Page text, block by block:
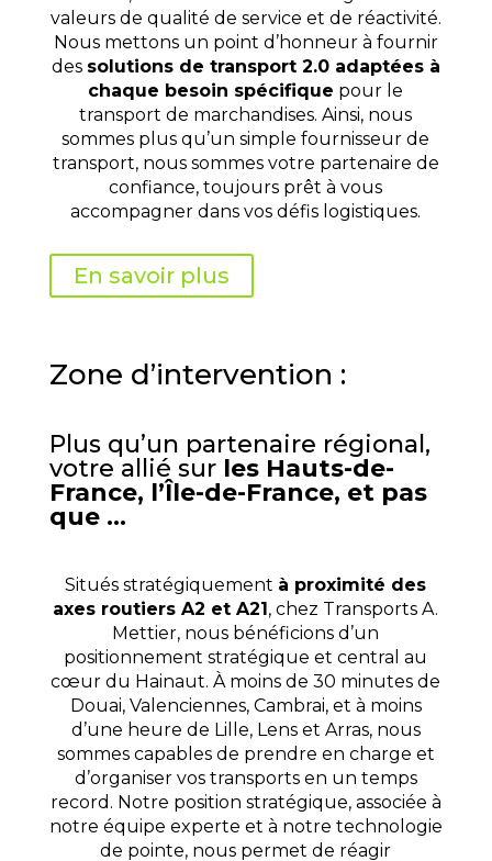
valeurs de qualité de service et de réactivité.
Nous mettons un point d’honneur à fournir
des solutions de transport 2.0 adaptées à
chaque besoin spécifique pour le
transport de marchandises. Ainsi, nous
sommes plus qu’un simple fournisseur de
transport, nous sommes votre partenaire de
confiance, toujours prêt à vous
accompagner dans vos défis logistiques.
En savoir plus
Zone d’intervention :
Plus qu’un partenaire régional,
votre allié sur les Hauts-de-
France, l’Île-de-France, et pas
que …
Situés stratégiquement à proximité des
axes routiers A2 et A21, chez Transports A.
Mettier, nous bénéficions d’un
positionnement stratégique et central au
cœur du Hainaut. À moins de 30 minutes de
Douai, Valenciennes, Cambrai, et à moins
d’une heure de Lille, Lens et Arras, nous
sommes capables de prendre en charge et
d’organiser vos transports en un temps
record. Notre position stratégique, associée à
notre équipe experte et à notre technologie
de pointe, nous permet de réagir